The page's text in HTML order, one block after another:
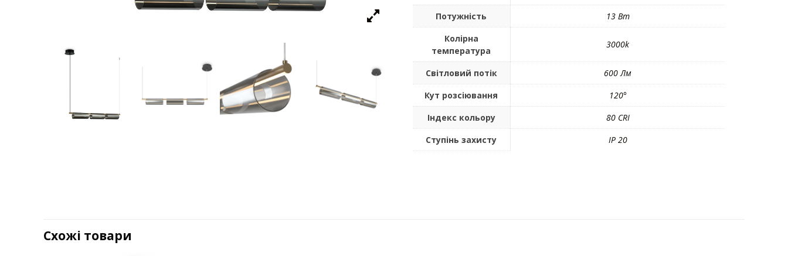
Потужність
13 Вт
Колірна
температура
3000k
Світловий потік
600 Лм
Кут розсіювання
120°
Індекс кольору
80 CRI
Ступінь захисту
IP 20
Схожі товари